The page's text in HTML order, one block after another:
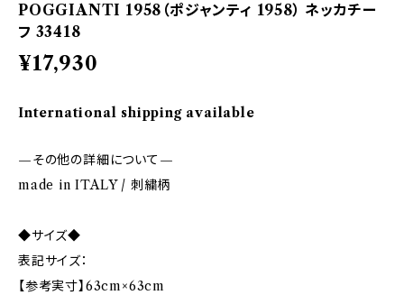
POGGIANTI 1958（ポジャンティ 1958） ネッカチー
フ 33418
¥17,930
International shipping available
—その他の詳細について—
made in ITALY / 刺繍柄
◆サイズ◆
表記サイズ：
【参考実寸】63cm×63cm